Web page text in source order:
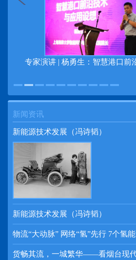
专家演讲 | 杨勇生：智慧港口前
新闻资讯
新能源技术发展（冯诗韬）
新能源技术发展（冯诗韬）